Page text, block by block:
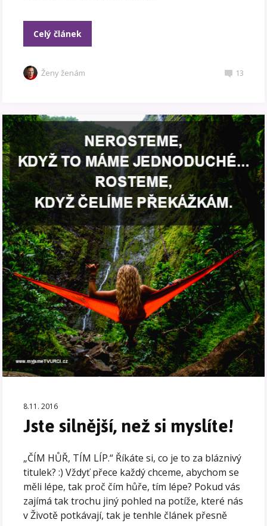
Celý článek
Ženy ženám 13
8.11. 2016
Jste silnější, než si myslíte!
„ČÍM HŮŘ, TÍM LÍP.“ Říkáte si, co je to za bláznivý
titulek? :) Vždyť přece každý chceme, abychom se
měli lépe, tak proč čím hůře, tím lépe? Pokud vás
zajímá tak trochu jiný pohled na potíže, které nás
v Životě potkávají, tak je tenhle článek přesně